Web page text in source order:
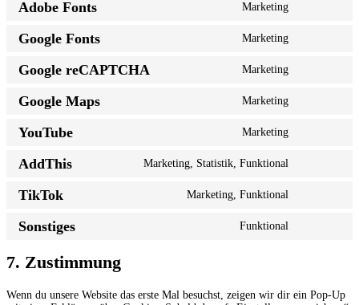
Adobe Fonts Marketing
Google Fonts Marketing
Google reCAPTCHA Marketing
Google Maps Marketing
YouTube Marketing
AddThis Marketing, Statistik, Funktional
TikTok Marketing, Funktional
Sonstiges Funktional
7. Zustimmung
Wenn du unsere Website das erste Mal besuchst, zeigen wir dir ein Pop-Up